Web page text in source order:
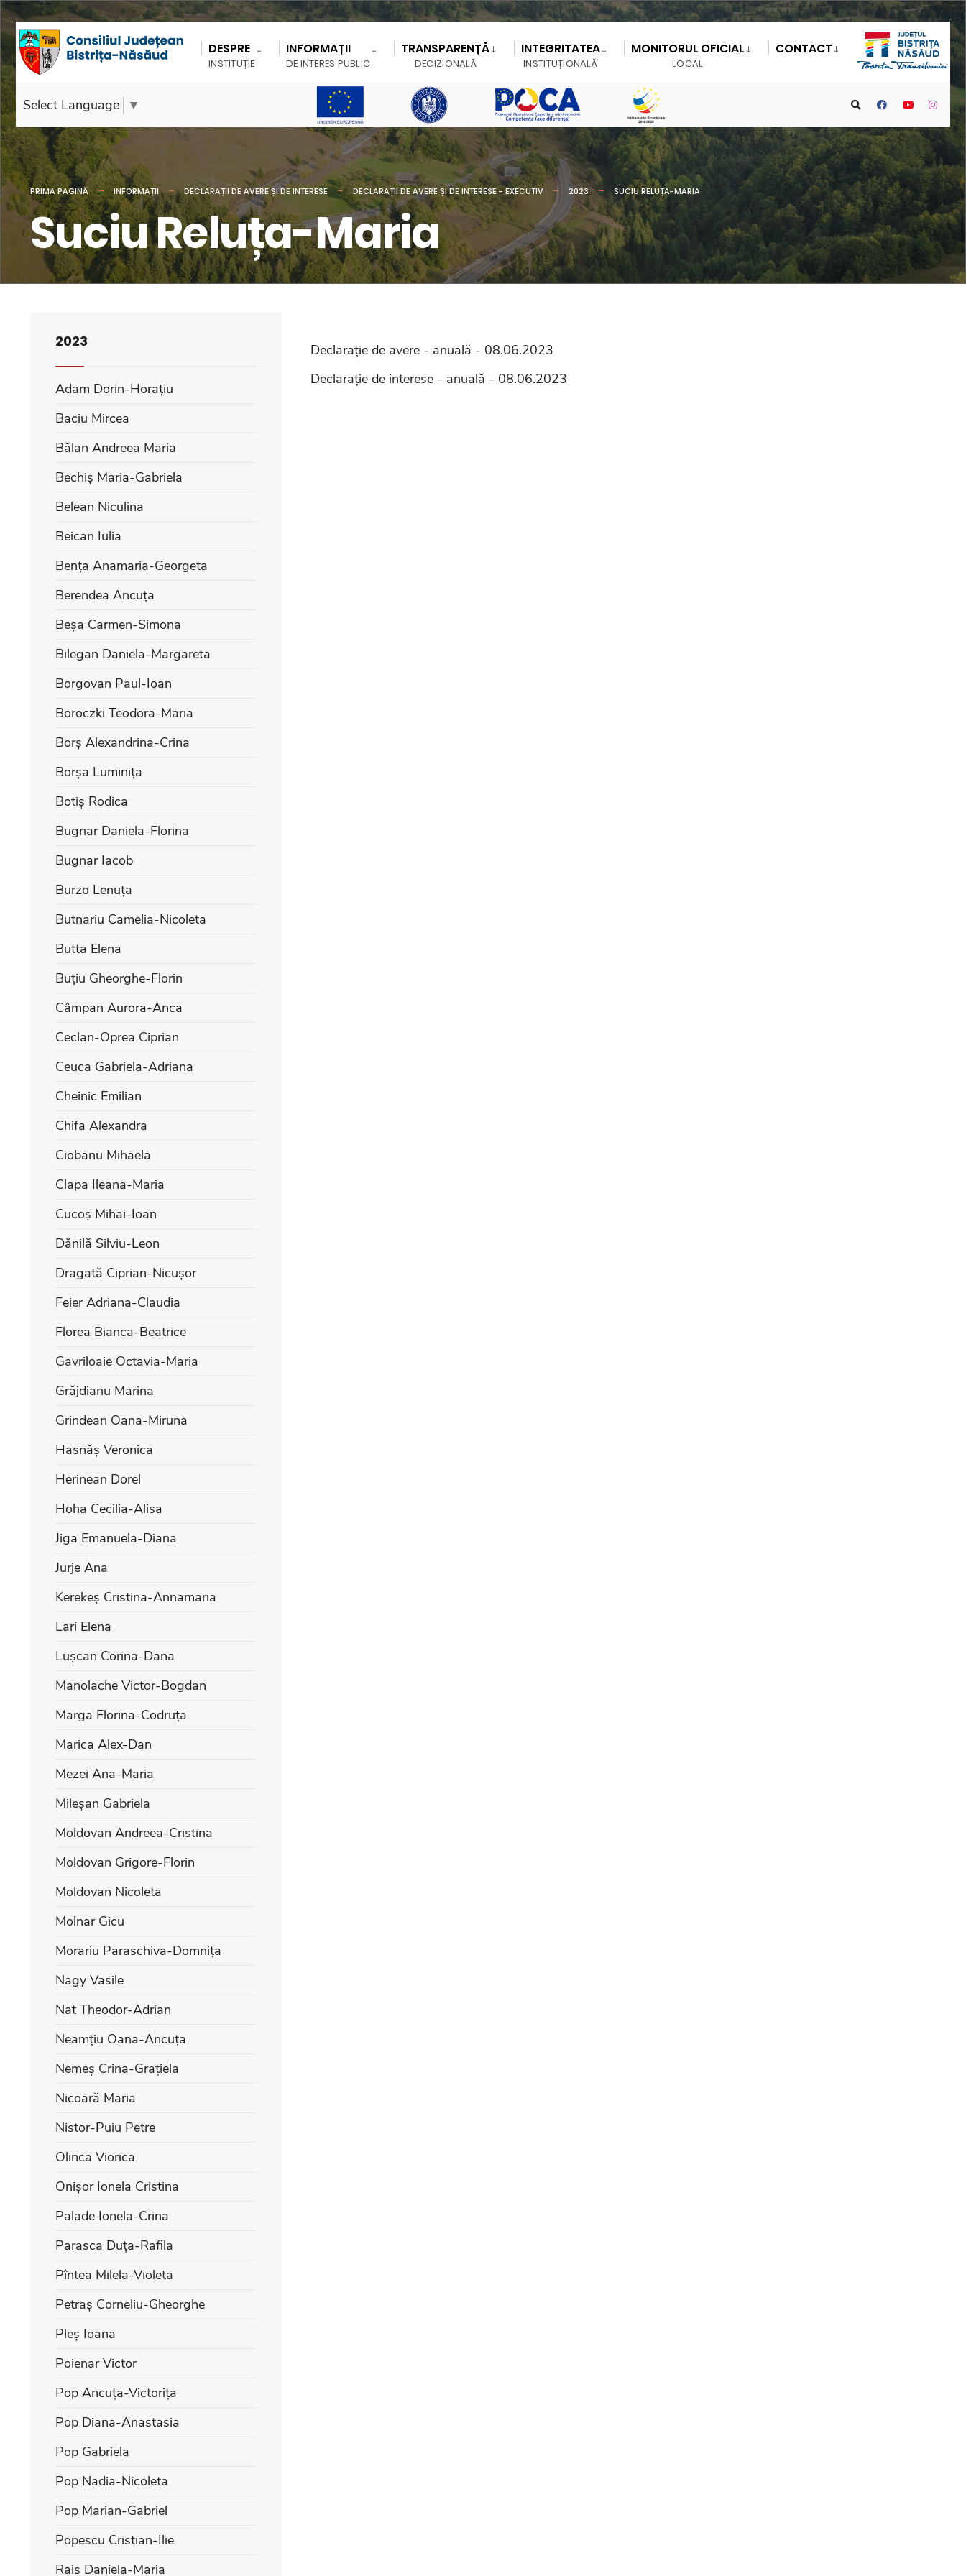
DESPRE
INSTITUȚIE
INFORMAȚII
DE INTERES PUBLIC
TRANSPARENȚĂ
DECIZIONALĂ
INTEGRITATEA
INSTITUȚIONALĂ
MONITORUL OFICIAL
LOCAL
CONTACT
Select Language ▼
PRIMA PAGINĂ INFORMAȚII DECLARAȚII DE AVERE ȘI DE INTERESE DECLARAȚII DE AVERE ȘI DE INTERESE - EXECUTIV 2023 SUCIU RELUȚA-MARIA
Suciu Reluța-Maria
Declarație de avere - anuală - 08.06.2023
Declarație de interese - anuală - 08.06.2023
2023
Adam Dorin-Horațiu
Baciu Mircea
Bălan Andreea Maria
Bechiș Maria-Gabriela
Belean Niculina
Beican Iulia
Bența Anamaria-Georgeta
Berendea Ancuța
Beșa Carmen-Simona
Bilegan Daniela-Margareta
Borgovan Paul-Ioan
Boroczki Teodora-Maria
Borș Alexandrina-Crina
Borșa Luminița
Botiș Rodica
Bugnar Daniela-Florina
Bugnar Iacob
Burzo Lenuța
Butnariu Camelia-Nicoleta
Butta Elena
Buțiu Gheorghe-Florin
Câmpan Aurora-Anca
Ceclan-Oprea Ciprian
Ceuca Gabriela-Adriana
Cheinic Emilian
Chifa Alexandra
Ciobanu Mihaela
Clapa Ileana-Maria
Cucoș Mihai-Ioan
Dănilă Silviu-Leon
Dragată Ciprian-Nicușor
Feier Adriana-Claudia
Florea Bianca-Beatrice
Gavriloaie Octavia-Maria
Grăjdianu Marina
Grindean Oana-Miruna
Hasnăș Veronica
Herinean Dorel
Hoha Cecilia-Alisa
Jiga Emanuela-Diana
Jurje Ana
Kerekeș Cristina-Annamaria
Lari Elena
Lușcan Corina-Dana
Manolache Victor-Bogdan
Marga Florina-Codruța
Marica Alex-Dan
Mezei Ana-Maria
Mileșan Gabriela
Moldovan Andreea-Cristina
Moldovan Grigore-Florin
Moldovan Nicoleta
Molnar Gicu
Morariu Paraschiva-Domnița
Nagy Vasile
Nat Theodor-Adrian
Neamțiu Oana-Ancuța
Nemeș Crina-Grațiela
Nicoară Maria
Nistor-Puiu Petre
Olinca Viorica
Onișor Ionela Cristina
Palade Ionela-Crina
Parasca Duța-Rafila
Pîntea Milela-Violeta
Petraș Corneliu-Gheorghe
Pleș Ioana
Poienar Victor
Pop Ancuța-Victorița
Pop Diana-Anastasia
Pop Gabriela
Pop Nadia-Nicoleta
Pop Marian-Gabriel
Popescu Cristian-Ilie
Rais Daniela-Maria